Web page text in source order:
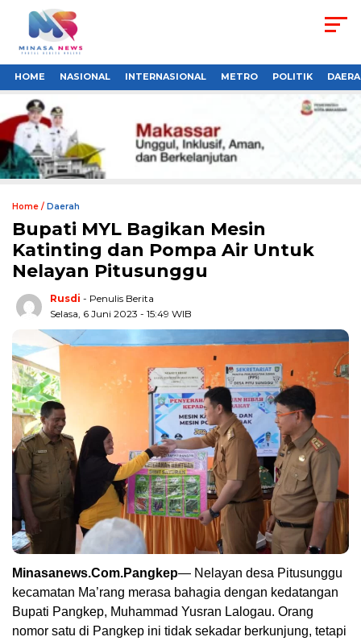
HOME NASIONAL INTERNASIONAL METRO POLITIK
Home / Daerah
Bupati MYL Bagikan Mesin
Katinting dan Pompa Air Untuk
Nelayan Pitusunggu
Rusdi - Penulis Berita
Selasa, 6 Juni 2023 - 15:49 WIB
Minasanews.Com.Pangkep— Nelayan desa Pitusunggu
kecamatan Ma’rang merasa bahagia dengan kedatangan
Bupati Pangkep, Muhammad Yusran Lalogau. Orang
nomor satu di Pangkep ini tidak sekadar berkunjung, tetapi